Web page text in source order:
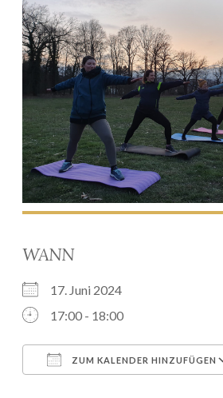
WANN
17. Juni 2024
17:00 - 18:00
ZUM KALENDER HINZUFÜGEN